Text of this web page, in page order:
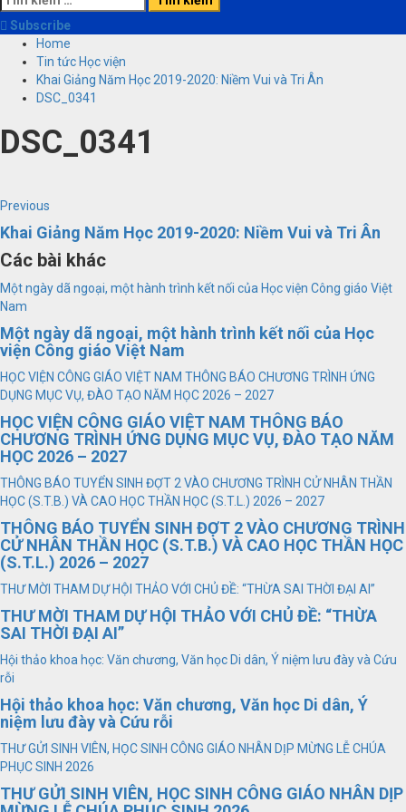
kiếm
cho:Subscribe
Home
Tin tức Học viện
Khai Giảng Năm Học 2019-2020: Niềm Vui và Tri Ân
DSC_0341
DSC_0341
Continue
Reading
Previous
post:
Khai Giảng Năm Học 2019-2020: Niềm Vui và Tri Ân
Các bài khác
Một ngày dã ngoại, một hành trình kết nối của Học viện Công giáo Việt
Nam
Một ngày dã ngoại, một hành trình kết nối của Học
viện Công giáo Việt Nam
HỌC VIỆN CÔNG GIÁO VIỆT NAM THÔNG BÁO CHƯƠNG TRÌNH ỨNG
DỤNG MỤC VỤ, ĐÀO TẠO NĂM HỌC 2026 – 2027
HỌC VIỆN CÔNG GIÁO VIỆT NAM THÔNG BÁO
CHƯƠNG TRÌNH ỨNG DỤNG MỤC VỤ, ĐÀO TẠO NĂM
HỌC 2026 – 2027
THÔNG BÁO TUYỂN SINH ĐỢT 2 VÀO CHƯƠNG TRÌNH CỬ NHÂN THẦN
HỌC (S.T.B.) VÀ CAO HỌC THẦN HỌC (S.T.L.) 2026 – 2027
THÔNG BÁO TUYỂN SINH ĐỢT 2 VÀO CHƯƠNG TRÌNH
CỬ NHÂN THẦN HỌC (S.T.B.) VÀ CAO HỌC THẦN HỌC
(S.T.L.) 2026 – 2027
THƯ MỜI THAM DỰ HỘI THẢO VỚI CHỦ ĐỀ: “THỪA SAI THỜI ĐẠI AI”
THƯ MỜI THAM DỰ HỘI THẢO VỚI CHỦ ĐỀ: “THỪA
SAI THỜI ĐẠI AI”
Hội thảo khoa học: Văn chương, Văn học Di dân, Ý niệm lưu đày và Cứu
rỗi
Hội thảo khoa học: Văn chương, Văn học Di dân, Ý
niệm lưu đày và Cứu rỗi
THƯ GỬI SINH VIÊN, HỌC SINH CÔNG GIÁO NHÂN DỊP MỪNG LỄ CHÚA
PHỤC SINH 2026
THƯ GỬI SINH VIÊN, HỌC SINH CÔNG GIÁO NHÂN DỊP